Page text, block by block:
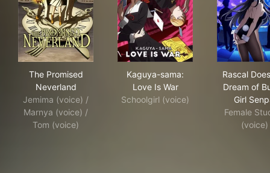
The Promised
Neverland
Jemima (voice) /
Marnya (voice) /
Tom (voice)
Kaguya-sama:
Love Is War
Schoolgirl (voice)
Rascal
Dream of
Girl
Female
(voice)